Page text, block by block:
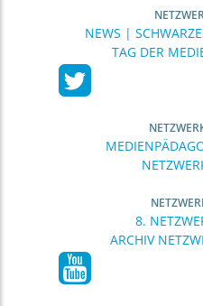
NEWS |
TAG DER
8.
ARCHIV